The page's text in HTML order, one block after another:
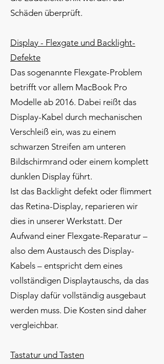
Schäden überprüft.
Display - Flexgate und Backlight-
Defekte
Das sogenannte Flexgate-Problem
betrifft vor allem MacBook Pro
Modelle ab 2016. Dabei reißt das
Display-Kabel durch mechanischen
Verschleiß ein, was zu einem
schwarzen Streifen am unteren
Bildschirmrand oder einem komplett
dunklen Display führt.
Ist das Backlight defekt oder flimmert
das Retina-Display, reparieren wir
dies in unserer Werkstatt. Der
Aufwand einer Flexgate-Reparatur –
also dem Austausch des Display-
Kabels – entspricht dem eines
vollständigen Displaytauschs, da das
Display dafür vollständig ausgebaut
werden muss. Die Kosten sind daher
vergleichbar.
Tastatur und Tasten